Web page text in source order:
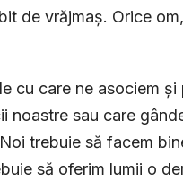
de vrăjmaș. Orice
cu care ne asociem
noastre sau care
trebuie să fa­cem
să oferim lumii o